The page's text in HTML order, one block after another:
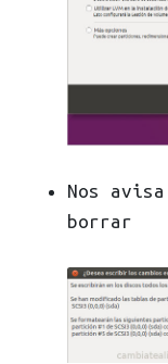
Nos
borrar